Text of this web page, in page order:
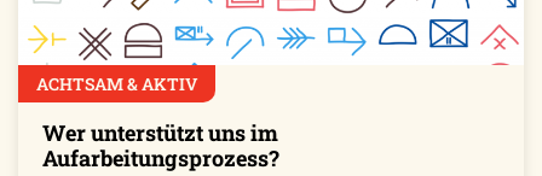
ACHTSAM & AKTIV
Wer unterstützt uns im
Aufarbeitungsprozess?